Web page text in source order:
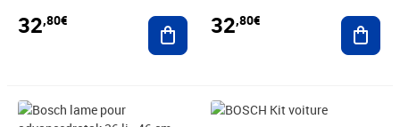
32,80€ Ajouter au panier
32,80€
Prix 32,80€ Prix 35,86€